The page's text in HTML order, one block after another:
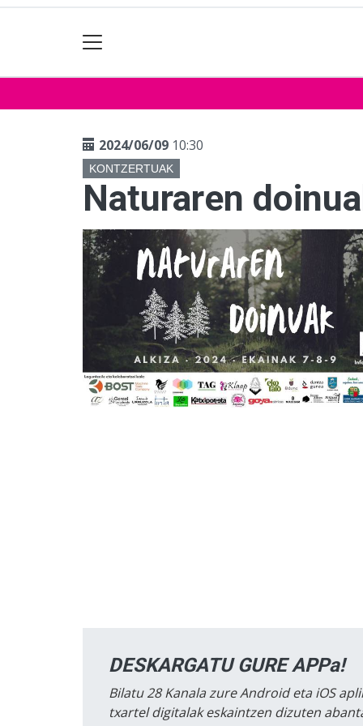
2024/06/09 10:30
KONTZERTUAK
Naturaren
DESKARGATU GURE APPa!
Bilatu 28 Kanala zure Android eta iOS
txartel digitalak eskaintzen dizuten